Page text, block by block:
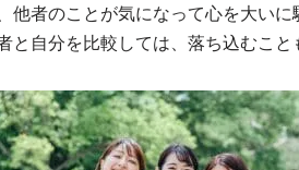
者のことが気になって心を大いに
と自分を比較しては、落ち込むこと